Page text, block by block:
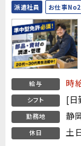
派遣社員 お仕事
給与 時
シフト [日
勤務地 静
休日 土